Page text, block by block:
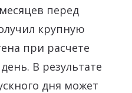
перед
крупную
при расчете
В результате
дня может